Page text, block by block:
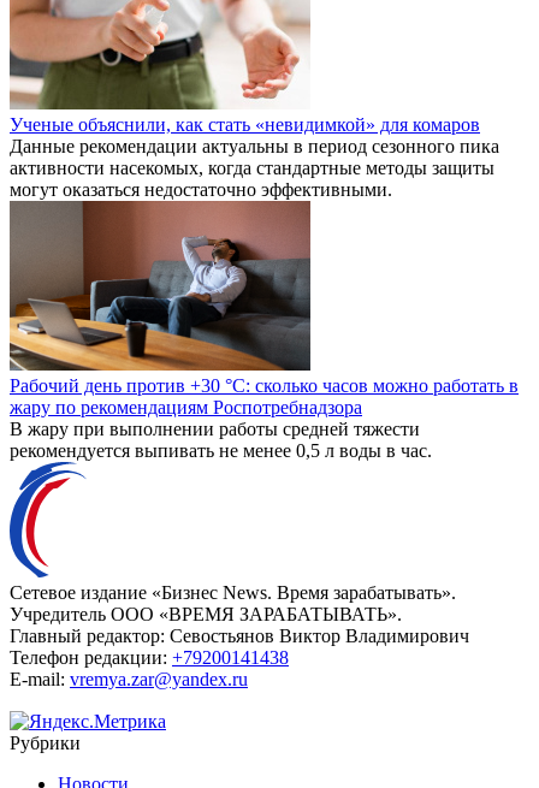
Ученые объяснили, как стать «невидимкой» для комаров
Данные рекомендации актуальны в период сезонного пика
активности насекомых, когда стандартные методы защиты
могут оказаться недостаточно эффективными.
Рабочий день против +30 °C: сколько часов можно работать в
жару по рекомендациям Роспотребнадзора
В жару при выполнении работы средней тяжести
рекомендуется выпивать не менее 0,5 л воды в час.
Сетевое издание «Бизнес News. Время зарабатывать».
Учредитель ООО «ВРЕМЯ ЗАРАБАТЫВАТЬ».
Главный редактор: Севостьянов Виктор Владимирович
Телефон редакции: +79200141438
E-mail: vremya.zar@yandex.ru
Рубрики
Новости